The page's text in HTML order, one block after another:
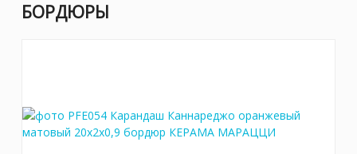
БОРДЮРЫ